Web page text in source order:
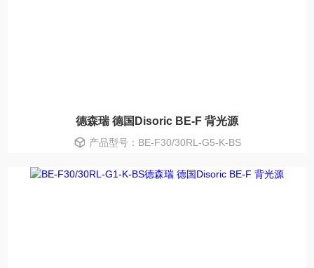
德森瑞 德国Disoric BE-F 背光源
产品型号：BE-F30/30RL-G5-K-BS